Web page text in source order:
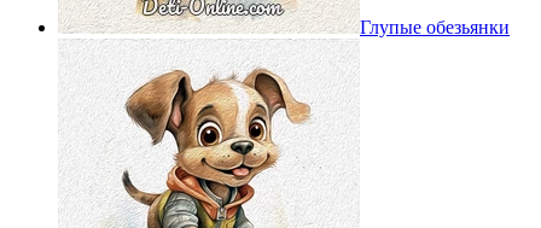
Глупые обезьянки